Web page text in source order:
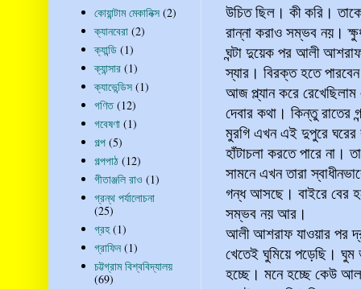
উচিত ছিল। কী করি।
রান্না করাও সম্ভব নয়।
ঘন্টা দুয়েক পর আলী
স্যার। বিরক্ত হতে
আজ প্ল্যান করে
দেবার কথা। কিন্তু রাতের
মুরগি এখন এই দুপুরে ঘরের
হাঁটাচলা করতে পারে না।
সামনে এখন তারা
গন্ধ আসছে। বাইরে বের
সম্ভব নয় আর।
আলী আশরাফ যাওয়ার পর
খেতেই ঘুমিয়ে পড়েছি।
হচ্ছে। মনে হচ্ছে কেউ
কোয়ান্টাম মেকানিক্স (2)
ক্যানবেরা (2)
ক্যান্ডি (1)
ক্যান্সার (1)
ক্যাভেন্ডিস (1)
গণিত (12)
গবেষণা (1)
গল্প (5)
গল্পপাঠ (12)
গীতাঞ্জলি রাও (1)
গ্রন্থ পর্যালোচনা
(25)
গ্রহ (1)
গ্রাফিন (1)
চট্টগ্রাম বিশ্ববিদ্যালয়
(69)